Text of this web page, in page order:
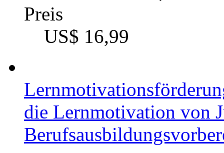
Preis
US$ 16,99
die Lernmotivation von